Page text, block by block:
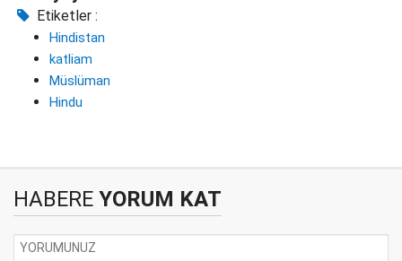
Etiketler :
Hindistan
katliam
Müslüman
Hindu
HABERE YORUM KAT